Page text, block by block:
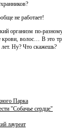
не работает!
организм по-
волос… В это
лет. Ну? Что скажешь?
Парка
"Собачье сердце"
лауреат